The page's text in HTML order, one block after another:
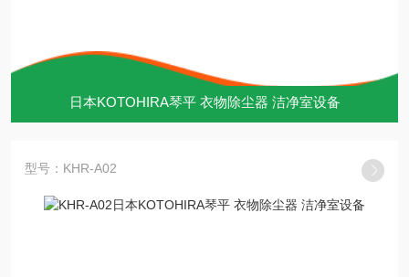
日本KOTOHIRA琴平 衣物除尘器 洁净室设备
型号：KHR-A02